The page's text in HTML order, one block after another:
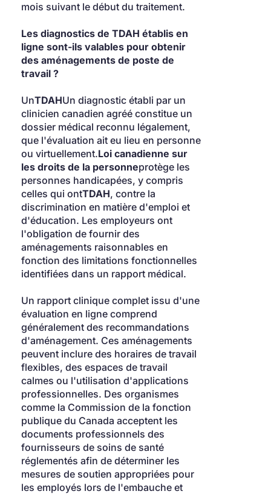
mois suivant le début du traitement.
Les diagnostics de TDAH établis en
ligne sont-ils valables pour obtenir
des aménagements de poste de
travail ?
UnTDAHUn diagnostic établi par un
clinicien canadien agréé constitue un
dossier médical reconnu légalement,
que l'évaluation ait eu lieu en personne
ou virtuellement.Loi canadienne sur
les droits de la personneprotège les
personnes handicapées, y compris
celles qui ontTDAH, contre la
discrimination en matière d'emploi et
d'éducation. Les employeurs ont
l'obligation de fournir des
aménagements raisonnables en
fonction des limitations fonctionnelles
identifiées dans un rapport médical.
Un rapport clinique complet issu d'une
évaluation en ligne comprend
généralement des recommandations
d'aménagement. Ces aménagements
peuvent inclure des horaires de travail
flexibles, des espaces de travail
calmes ou l'utilisation d'applications
professionnelles. Des organismes
comme la Commission de la fonction
publique du Canada acceptent les
documents professionnels des
fournisseurs de soins de santé
réglementés afin de déterminer les
mesures de soutien appropriées pour
les employés lors de l'embauche et